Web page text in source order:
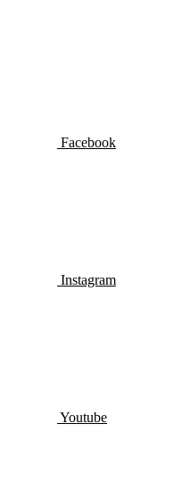
Facebook
Instagram
Youtube